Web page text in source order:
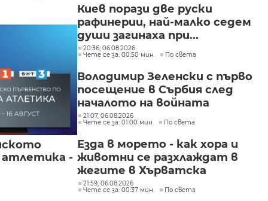
атлетика -
Киев порази две руски
рафинерии, най-малко седем
души загинаха при...
20:36, 06.08.2026
Чете се за: 00:50 мин.
По света
Володимир Зеленски с първо
посещение в Сърбия след
началото на войната
21:07, 06.08.2026
Чете се за: 01:00 мин.
По света
Езда в морето - как хора и
животни се разхлаждат в
жегите в Хърватска
21:59, 06.08.2026
Чете се за: 00:37 мин.
По света